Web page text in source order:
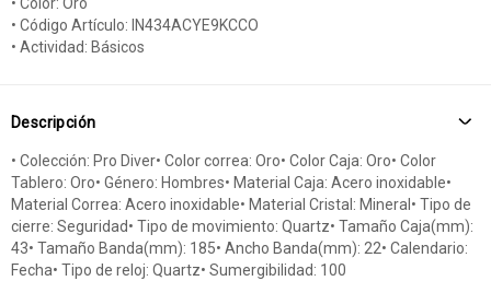
• Color: Oro
• Código Artículo: IN434ACYE9KCCO
• Actividad: Básicos
Descripción
• Colección: Pro Diver• Color correa: Oro• Color Caja: Oro• Color
Tablero: Oro• Género: Hombres• Material Caja: Acero inoxidable•
Material Correa: Acero inoxidable• Material Cristal: Mineral• Tipo de
cierre: Seguridad• Tipo de movimiento: Quartz• Tamaño Caja(mm):
43• Tamaño Banda(mm): 185• Ancho Banda(mm): 22• Calendario:
Fecha• Tipo de reloj: Quartz• Sumergibilidad: 100